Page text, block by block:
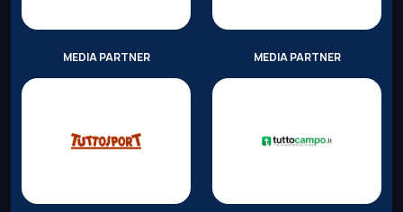
MEDIA PARTNER MEDIA PARTNER